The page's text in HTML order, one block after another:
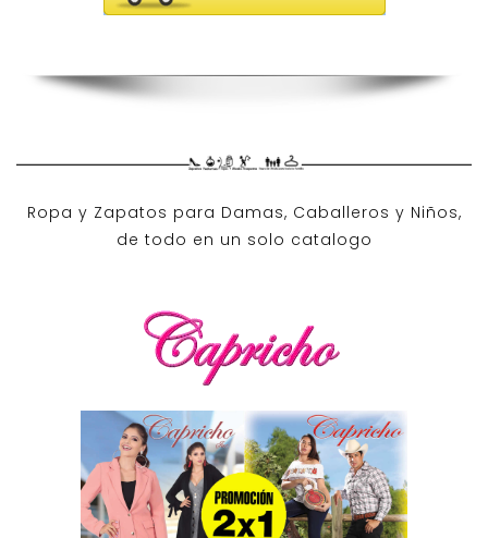
Ropa y Zapatos para Damas, Caballeros y Niños,
de todo en un solo catalogo